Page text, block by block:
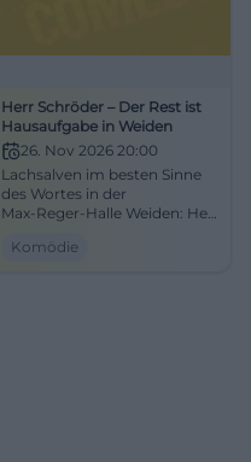
Herr Schröder – Der Rest ist
Hausaufgabe in Weiden
26. Nov 2026 20:00
Lachsalven im besten Sinne
des Wortes in der
Max‑Reger‑Halle Weiden: Herr
Hausaufgabe'. Do, 26.11.2026,
Komödie